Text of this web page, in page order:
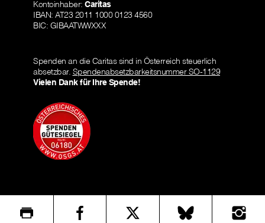
Kontoinhaber: Caritas
IBAN: AT23 2011 1000 0123 4560
BIC: GIBAATWWXXX
Spenden an die Caritas sind in Österreich steuerlich
absetzbar. Spendenabsetzbarkeitsnummer SO-1129
Vielen Dank für Ihre Spende!